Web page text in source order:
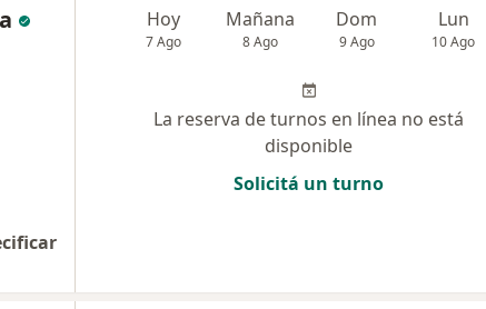
Hoy
7 Ago
Mañana
8 Ago
Dom
9 Ago
Lun
10 Ago
La reserva de turnos en línea no está
disponible
Solicitá un turno